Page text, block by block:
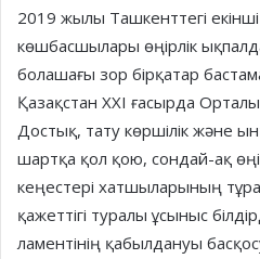
2019 жылы Ташкенттегі
көш­басшылары өңірлік
болашағы зор бірқатар
Қазақстан ХХІ ғасыр­да
Достық, тату көршілік және
шартқа қол қою, сондай-ақ
кеңес­тері хатшыларының
қажеттігі туралы ұсы­ныс
ла­ментінің қабылдануы